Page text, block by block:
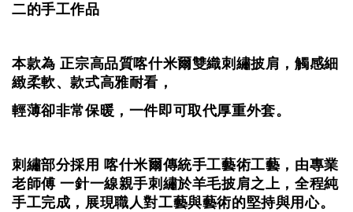
二的手工作品
本款為 正宗高品質喀什米爾雙織刺繡披肩，觸感細
緻柔軟、款式高雅耐看，
輕薄卻非常保暖，一件即可取代厚重外套。
刺繡部分採用 喀什米爾傳統手工藝術工藝，由專業
老師傅 一針一線親手刺繡於羊毛披肩之上，全程純
手工完成，展現職人對工藝與藝術的堅持與用心。